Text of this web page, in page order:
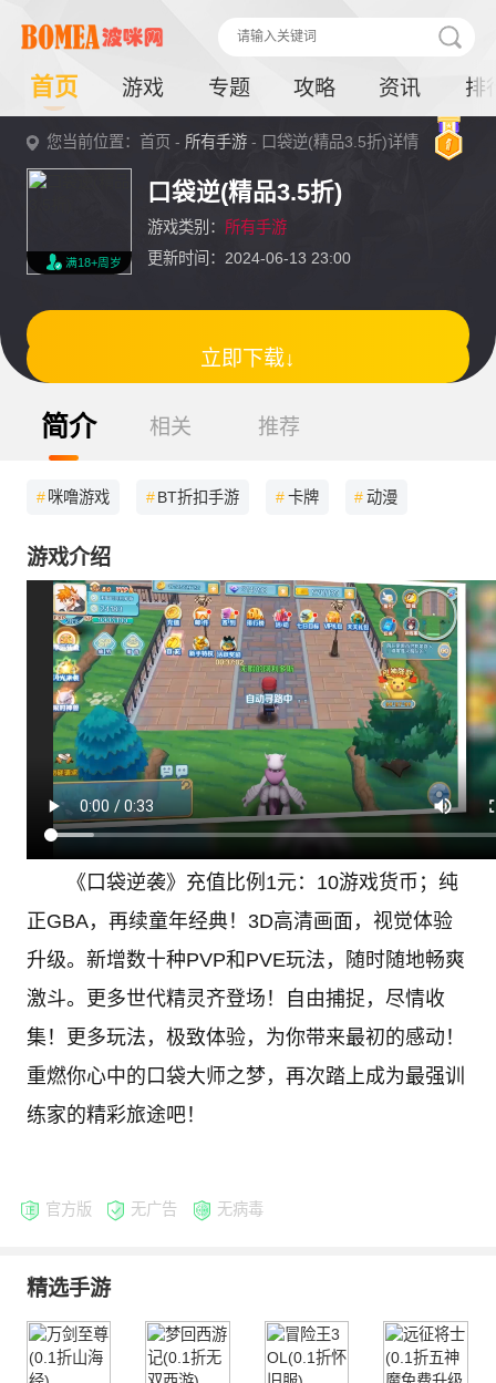
首页 游戏 专题 攻略 资讯 排
您当前位置：首页 - 所有手游 - 口袋逆(精品3.5折)详情
满18+周岁
口袋逆(精品3.5折)
游戏类别： 所有手游
更新时间：2024-06-13 23:00
立即下载↓
简介 相关 推荐
#咪噜游戏 #BT折扣手游 #卡牌 #动漫
游戏介绍
《口袋逆袭》充值比例1元：10游戏货币；纯
正GBA，再续童年经典！3D高清画面，视觉体验
升级。新增数十种PVP和PVE玩法，随时随地畅爽
激斗。更多世代精灵齐登场！自由捕捉，尽情收
集！更多玩法，极致体验，为你带来最初的感动！
重燃你心中的口袋大师之梦，再次踏上成为最强训
练家的精彩旅途吧！
官方版 无广告 无病毒
精选手游